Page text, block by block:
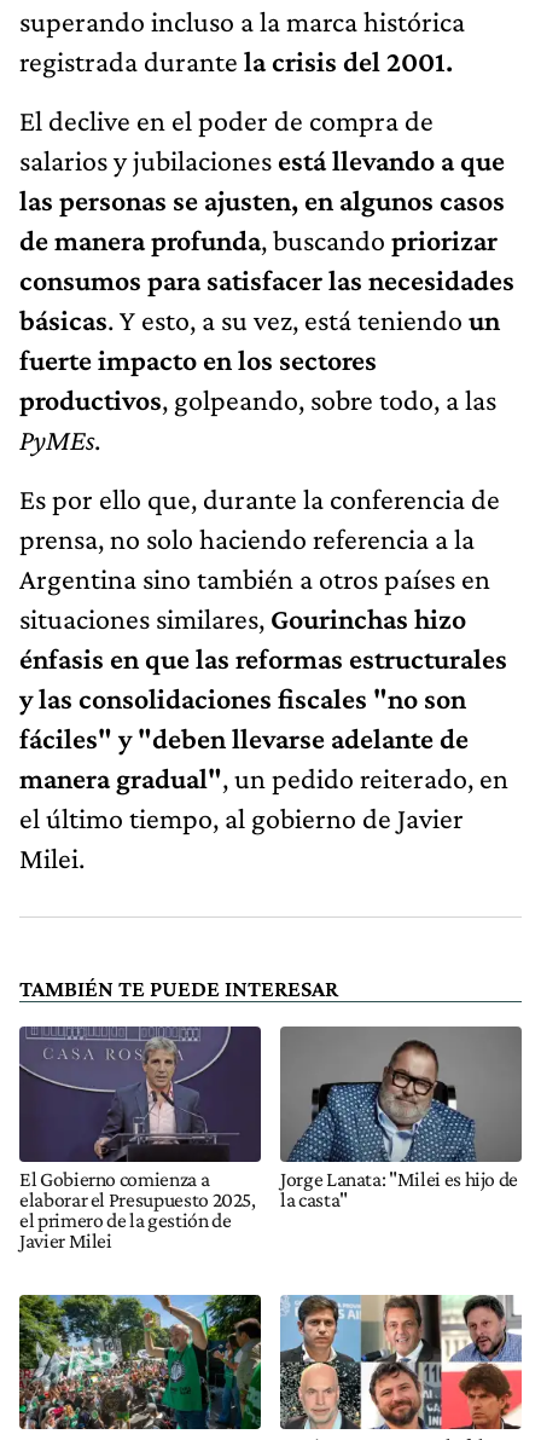
superando incluso a la marca histórica
registrada durante la crisis del 2001.
El declive en el poder de compra de
salarios y jubilaciones está llevando a que
las personas se ajusten, en algunos casos
de manera profunda, buscando priorizar
consumos para satisfacer las necesidades
básicas. Y esto, a su vez, está teniendo un
fuerte impacto en los sectores
productivos, golpeando, sobre todo, a las
PyMEs.
Es por ello que, durante la conferencia de
prensa, no solo haciendo referencia a la
Argentina sino también a otros países en
situaciones similares, Gourinchas hizo
énfasis en quelas reformas estructurales
y las consolidaciones fiscales "no son
fáciles" y "deben llevarse adelante de
manera gradual", un pedido reiterado, en
el último tiempo, al gobierno de Javier
Milei.
TAMBIÉN TE PUEDE INTERESAR
El Gobierno comienza a
elaborar el Presupuesto 2025,
el primero de la gestión de
Javier Milei
Jorge Lanata: "Milei es hijo de
la casta"